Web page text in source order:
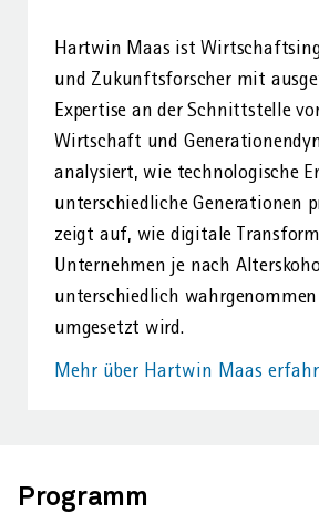
Hartwin Maas ist
und Zukunfts­forscher mit
Expertise an der Schnitt­stelle
Wirtschaft und
analysiert, wie technologische
unterschiedliche Generationen
zeigt auf, wie digitale
Unternehmen je nach
unterschiedlich
umgesetzt wird.
Mehr über Hartwin Maas
Programm